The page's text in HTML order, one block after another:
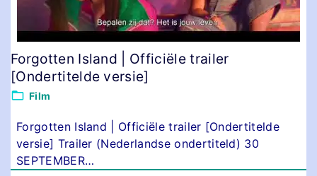
Forgotten Island | Officiële trailer
[Ondertitelde versie]
Film
Forgotten Island | Officiële trailer [Ondertitelde
versie] Trailer (Nederlandse ondertiteld) 30
SEPTEMBER…